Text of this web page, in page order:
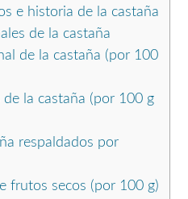
e historia de la castaña
de la castaña
de la castaña (por 100
la castaña (por 100 g
respaldados por
frutos secos (por 100 g)